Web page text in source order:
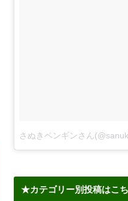
★カテゴリー別投稿はこ